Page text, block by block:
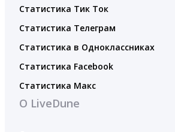
Статистика Тик Ток
Статистика Телеграм
Статистика в Одноклассниках
Статистика Facebook
Статистика Макс
О LiveDune